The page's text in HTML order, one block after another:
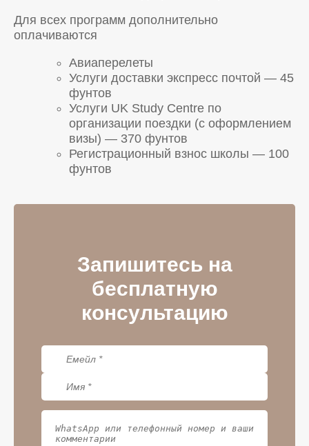
Для всех программ дополнительно
оплачиваются
Авиаперелеты
Услуги доставки экспресс почтой — 45
фунтов
Услуги UK Study Centre по
организации поездки (с оформлением
визы) — 370 фунтов
Регистрационный взнос школы — 100
фунтов
Запишитесь на
бесплатную
консультацию